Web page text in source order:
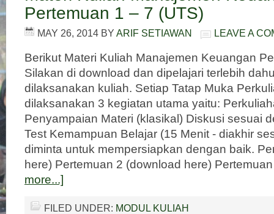
Pertemuan 1 – 7 (UTS)
MAY 26, 2014 BY ARIF SETIAWAN LEAVE A
Berikut Materi Kuliah Manajemen Keuangan
Silakan di download dan dipelajari terlebih
dilaksanakan kuliah. Setiap Tatap Muka
dilaksanakan 3 kegiatan utama yaitu:
Penyampaian Materi (klasikal) Diskusi sesuai
Test Kemampuan Belajar (15 Menit - diakhir
diminta untuk mempersiapkan dengan baik.
here) Pertemuan 2 (download here)
more...]
FILED UNDER: MODUL KULIAH